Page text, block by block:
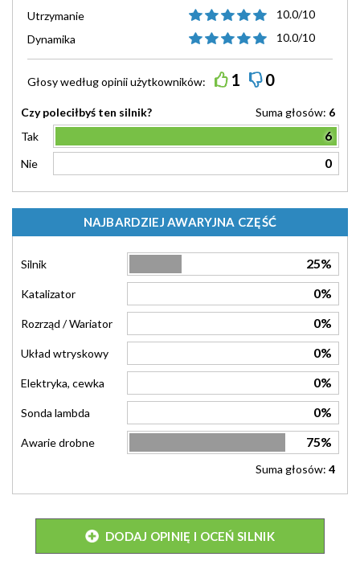
Utrzymanie
10.0/10
Dynamika
10.0/10
Głosy wedługopiniiużytkowników: 1 0
Czy poleciłbyś ten silnik? Suma głosów: 6
Tak
6
Nie 0
NAJBARDZIEJ AWARYJNA CZĘŚĆ
Silnik 25%
Katalizator 0%
Rozrząd / Wariator 0%
Układ wtryskowy 0%
Elektryka, cewka 0%
Sonda lambda 0%
Awarie drobne 75%
Suma głosów: 4
DODAJ OPINIĘ I OCEŃ SILNIK